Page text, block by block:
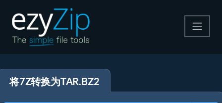
解压
将7Z转换为TAR.BZ2